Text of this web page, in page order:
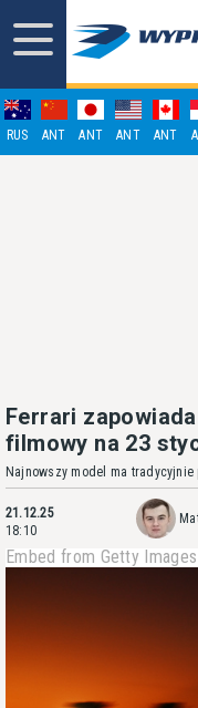
RUS ANT ANT ANT ANT
Ferrari
filmowy na 23
Najnowszy model ma
21.12.25
18:10
Embed from Getty Images